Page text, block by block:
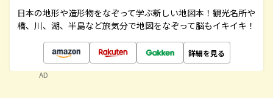
日本の地形や造形物をなぞって学ぶ新しい地図本！観光名所や
橋、川、湖、半島など旅気分で地図をなぞって脳もイキイキ！
詳細を見る
AD